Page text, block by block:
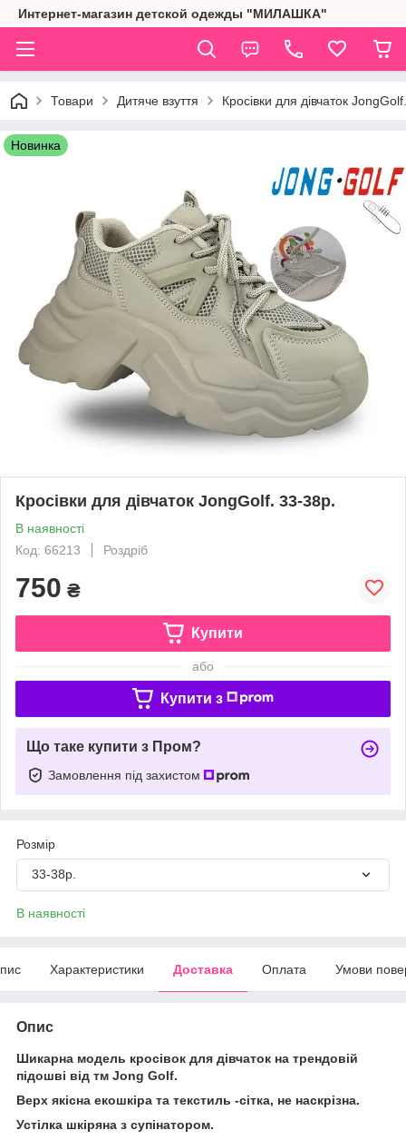
Интернет-магазин детской одежды "МИЛАШКА"
Товари Дитяче взуття Кросівки для дівчаток
Новинка
Кросівки для дівчаток JongGolf. 33-38р.
В наявності
Код: 66213
Роздріб
750 ₴
Купити
або
Купити з
Що таке купити з Пром?
Замовлення під захистом
Розмір
33-38р.
В наявності
Характеристики Доставка Оплата Умови
Опис
Шикарна модель кросівок для дівчаток на трендовій
підошві від тм Jong Golf.
Верх якісна екошкіра та текстиль -сітка, не наскрізна.
Устілка шкіряна з супінатором.